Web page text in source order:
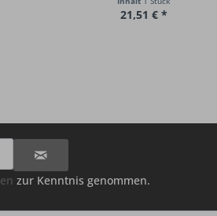
21,51 € *
zur Kenntnis genommen.